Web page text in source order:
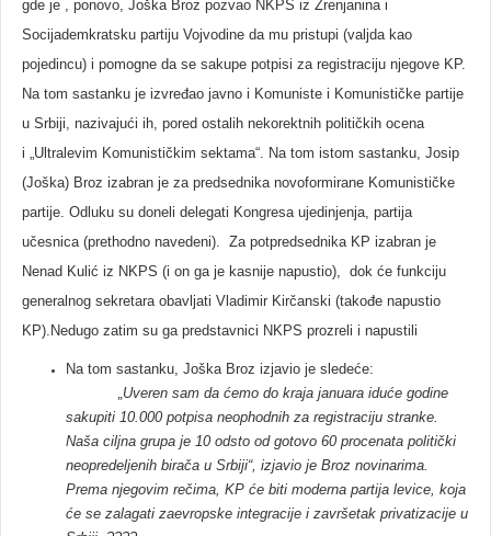
gde je , ponovo, Joška Broz pozvao NKPS iz Zrenjanina i
Socijademkratsku partiju Vojvodine da mu pristupi (valjda kao
pojedincu) i pomogne da se sakupe potpisi za registraciju njegove KP.
Na tom sastanku je izvređao javno i Komuniste i Komunističke partije
u Srbiji, nazivajući ih, pored ostalih nekorektnih političkih ocena
i „Ultralevim Komunističkim sektama“. Na tom istom sastanku, Josip
(Joška) Broz izabran je za predsednika novoformirane Komunističke
partije. Odluku su doneli delegati Kongresa ujedinjenja, partija
učesnica (prethodno navedeni). Za potpredsednika KP izabran je
Nenad Kulić iz NKPS (i on ga je kasnije napustio), dok će funkciju
generalnog sekretara obavljati Vladimir Kirčanski (takođe napustio
KP).Nedugo zatim su ga predstavnici NKPS prozreli i napustili
Na tom sastanku, Joška Broz izjavio je sledeće:
„Uveren sam da ćemo do kraja januara iduće godine
sakupiti 10.000 potpisa neophodnih za registraciju stranke.
Naša ciljna grupa je 10 odsto od gotovo 60 procenata politički
neopredeljenih birača u Srbiji“, izjavio je Broz novinarima.
Prema njegovim rečima, KP će biti moderna partija levice, koja
će se zalagati zaevropske integracije i završetak privatizacije u